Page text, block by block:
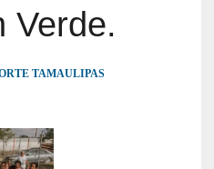
Verde.
TAMAULIPAS